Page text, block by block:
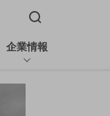
検索窓を開く
企業情報